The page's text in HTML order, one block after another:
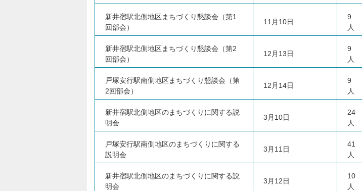
新井宿駅北側地区まちづくり懇談会（第1
回部会）
11月10日
9
人
新井宿駅北側地区まちづくり懇談会（第2
回部会）
12月13日
9
人
戸塚安行駅南側地区まちづくり懇談会（第
2回部会）
12月14日
9
人
新井宿駅北側地区のまちづくりに関する説
明会
3月10日
24
人
戸塚安行駅南側地区のまちづくりに関する
説明会
3月11日
41
人
新井宿駅北側地区のまちづくりに関する説
明会
3月12日
10
人